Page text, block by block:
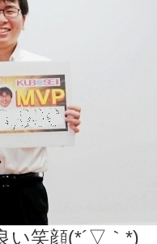
い笑顔(*´▽｀*)